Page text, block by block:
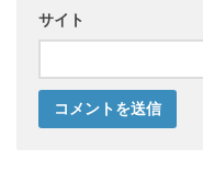
サイト